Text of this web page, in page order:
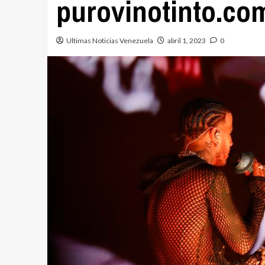
Ultimas Noticias Venezuela abril 1, 2023 0